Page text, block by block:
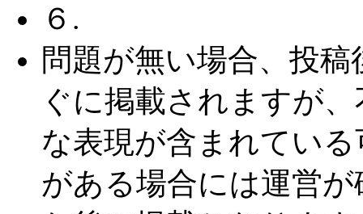
６.
問題が無い場合、投稿
ぐに掲載されますが
な表現が含まれている
がある場合には運営が